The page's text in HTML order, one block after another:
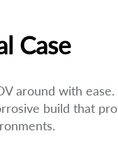
Case
around with ease.
build that